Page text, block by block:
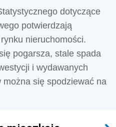
dotyczące
potwierdzają
nieruchomości.
pogarsza, stale spada
i wydawanych
się spodziewać na